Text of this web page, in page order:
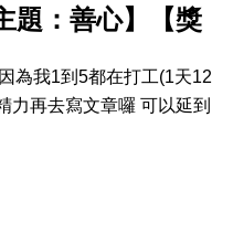
題：善心】【獎
為我1到5都在打工(1天12
力再去寫文章囉 可以延到